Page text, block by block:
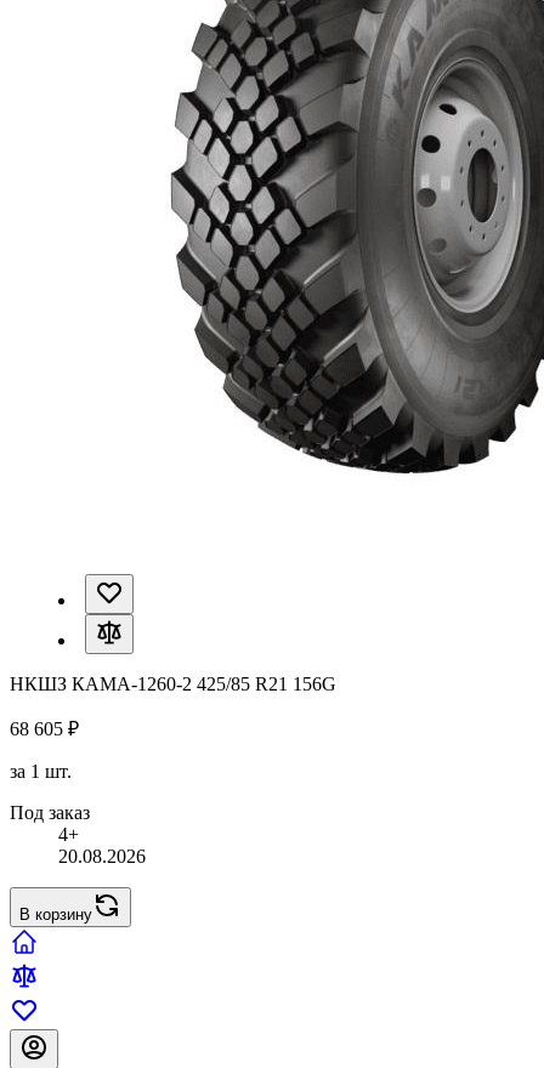
НКШЗ КАМА-1260-2 425/85 R21 156G
68 605 ₽
за 1 шт.
Под заказ
4+
20.08.2026
В корзину